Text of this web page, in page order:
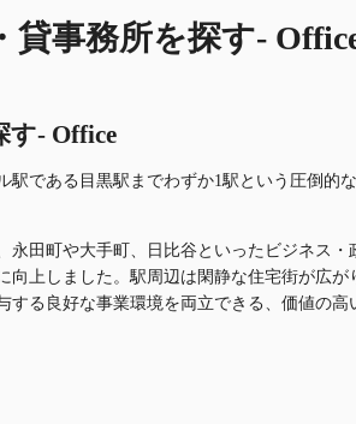
貸事務所を探す-
す- Office
である目黒駅までわずか1駅という圧倒
田町や大手町、日比谷といったビジネス
上しました。駅周辺は閑静な住宅街が広
る良好な事業環境を両立できる、価値の高